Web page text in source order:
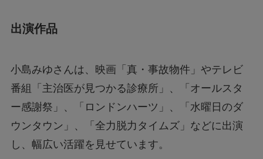
出演作品
小島みゆさんは、映画「真・事故物件」やテレビ
番組「主治医が見つかる診療所」、「オールスタ
ー感謝祭」、「ロンドンハーツ」、「水曜日のダ
ウンタウン」、「全力脱力タイムズ」などに出演
し、幅広い活躍を見せています。